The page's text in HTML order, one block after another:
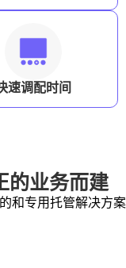
速调配时间
业务而建
和专用托管解决方案